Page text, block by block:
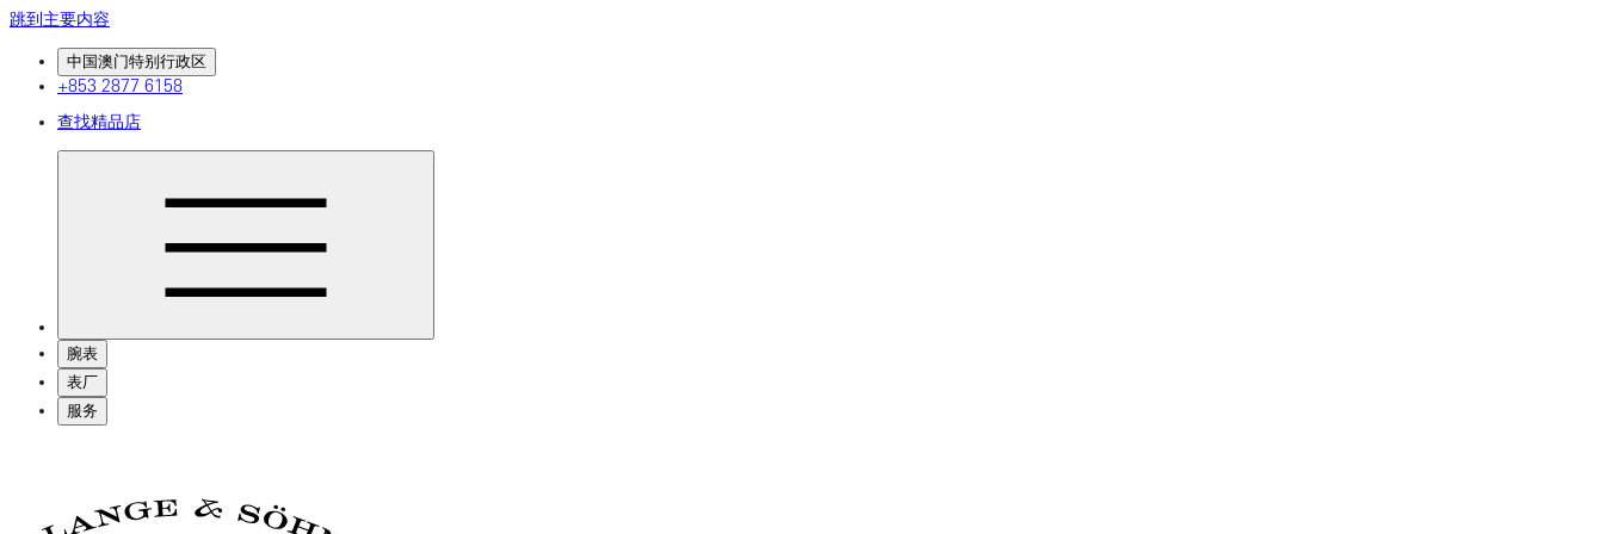
跳到主要内容
中国澳门特别行政区
+853 2877 6158
查找精品店
腕表
表厂
服务